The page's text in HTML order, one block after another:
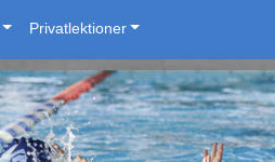
Privatlektioner